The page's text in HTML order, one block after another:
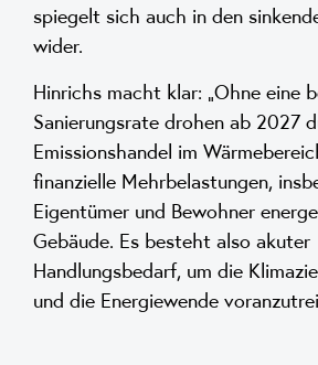
spiegelt sich auch in den
wider.
Hinrichs macht klar: „Ohne eine
Sanierungsrate drohen ab 2027
Emissionshandel im
finanzielle Mehrbelastungen,
Eigentümer und Bewohner
Gebäude. Es besteht also akuter
Handlungsbedarf, um die
und die Energiewende